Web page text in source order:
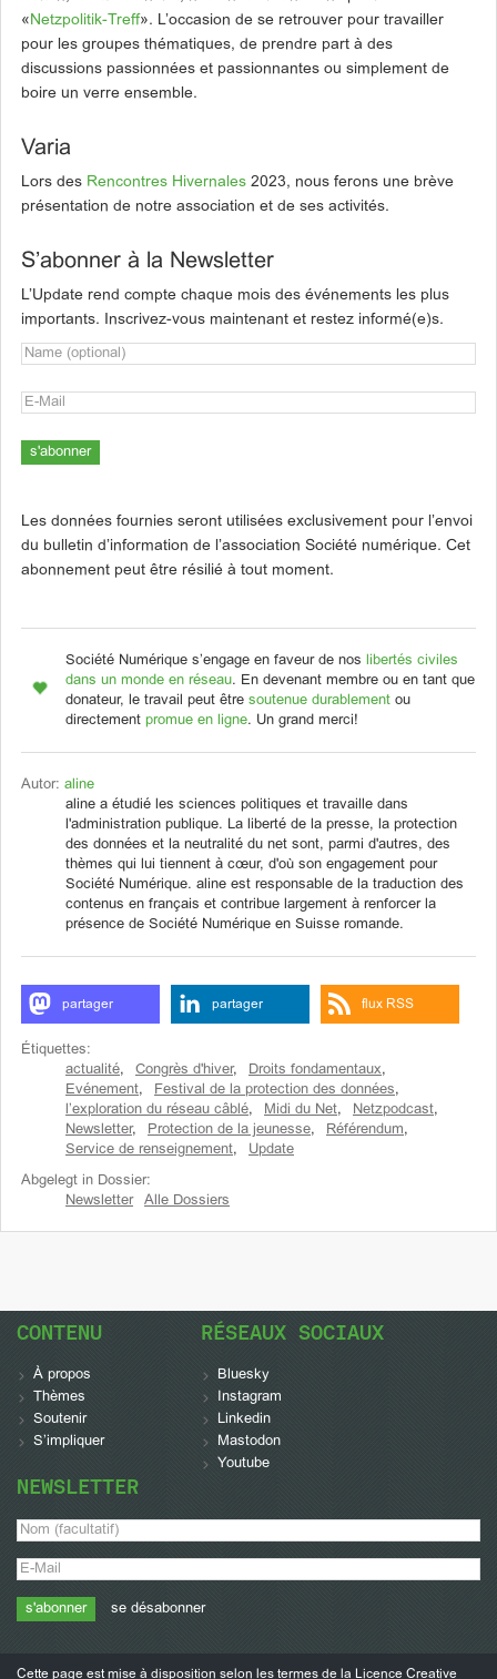
« Netzpolitik-Treff». L’occasion de se retrouver pour travailler
pour les groupes thématiques, de prendre part à des
discussions passionnées et passionnantes ou simplement de
boire un verre ensemble.
Varia
Lors des Rencontres Hivernales 2023, nous ferons une brève
présentation de notre association et de ses activités.
S’abonner à la Newsletter
L’Update rend compte chaque mois des événements les plus
importants. Inscrivez-vous maintenant et restez informé(e)s.
Les données fournies seront utilisées exclusivement pour l’envoi
du bulletin d’information de l’association Société numérique. Cet
abonnement peut être résilié à tout moment.
Société Numérique s’engage en faveur de nos
libertés civiles
dans un monde en réseau. En devenant membre ou en tant que
donateur, le travail peut être soutenue durablement ou
directement promue en ligne. Un grand merci!
Autor: aline
aline a étudié les sciences politiques et travaille dans
l'administration publique. La liberté de la presse, la protection
des données et la neutralité du net sont, parmi d'autres, des
thèmes qui lui tiennent à cœur, d'où son engagement pour
Société Numérique. aline est responsable de la traduction des
contenus en français et contribue largement à renforcer la
présence de Société Numérique en Suisse romande.
partager partager flux RSS
Étiquettes:
actualité, Congrès d'hiver, Droits fondamentaux,
Evénement, Festival de la protection des données,
l’exploration du réseau câblé, Midi du Net, Netzpodcast,
Newsletter, Protection de la jeunesse, Référendum,
Service de renseignement, Update
Abgelegt in Dossier:
Newsletter
Alle Dossiers
CONTENU
À propos
Thèmes
Soutenir
S’impliquer
RÉSEAUX SOCIAUX
Bluesky
Instagram
Linkedin
Mastodon
Youtube
NEWSLETTER
se désabonner
Cette page est mise à disposition selon les termes de la Licence Creative